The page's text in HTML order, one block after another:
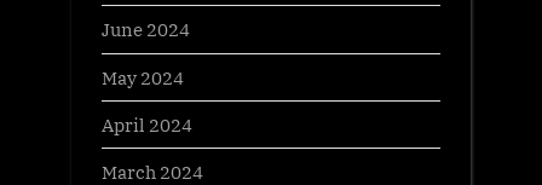
June 2024
May 2024
April 2024
March 2024